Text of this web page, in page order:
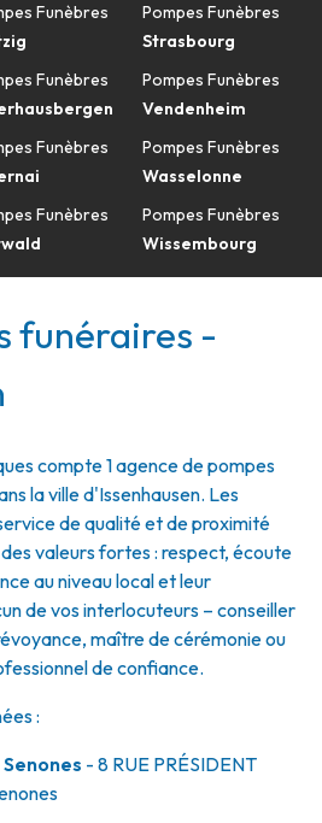
Funèbres
Funèbres
Funèbres
Funèbres
Pompes Funèbres
Strasbourg
Pompes Funèbres
Vendenheim
Pompes Funèbres
Wasselonne
Pompes Funèbres
Wissembourg
funéraires -
compte 1 agence de pompes
la ville d'Issenhausen. Les
de qualité et de proximité
valeurs fortes : respect, écoute
au niveau local et leur
de vos interlocuteurs – conseiller
maître de cérémonie ou
de confiance.
:
- 8 RUE PRÉSIDENT